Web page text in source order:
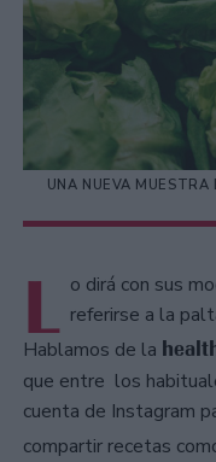
UNA NUEVA
L o dirá con sus
referirse a la
Hablamos de la
que entre los
cuenta de Instagram
compartir recetas